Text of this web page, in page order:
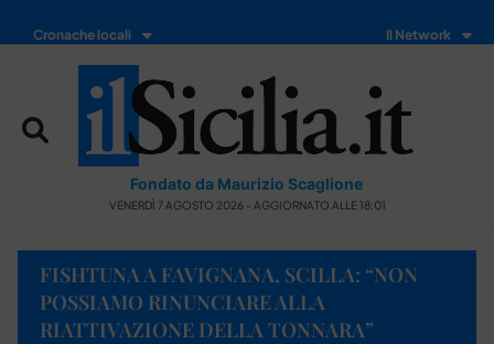
Cronache locali Il Network
Fondato da Maurizio Scaglione
VENERDÌ 7 AGOSTO 2026 - AGGIORNATO ALLE 18:01
FISHTUNA A FAVIGNANA, SCILLA: “NON
POSSIAMO RINUNCIARE ALLA
RIATTIVAZIONE DELLA TONNARA”